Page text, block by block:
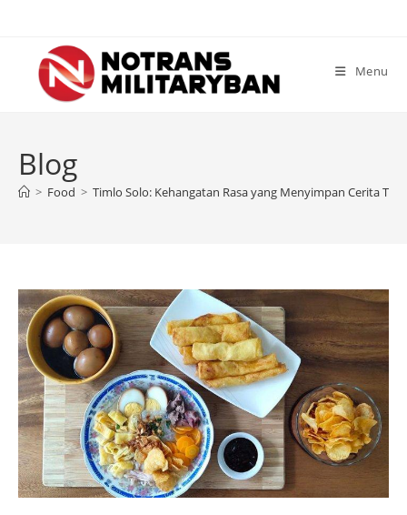
content
Menu
Blog
> Food > Timlo Solo: Kehangatan Rasa yang Menyimpan Cerita